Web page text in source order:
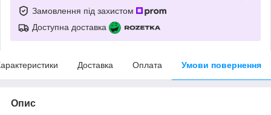
Замовлення під захистом
Доступна доставка
Доставка Оплата Умови повернення
Опис